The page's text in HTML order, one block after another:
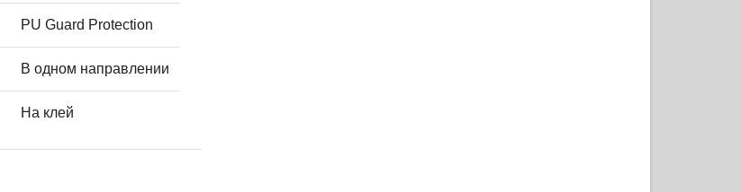
PU Guard Protection
В одном направлении
На клей